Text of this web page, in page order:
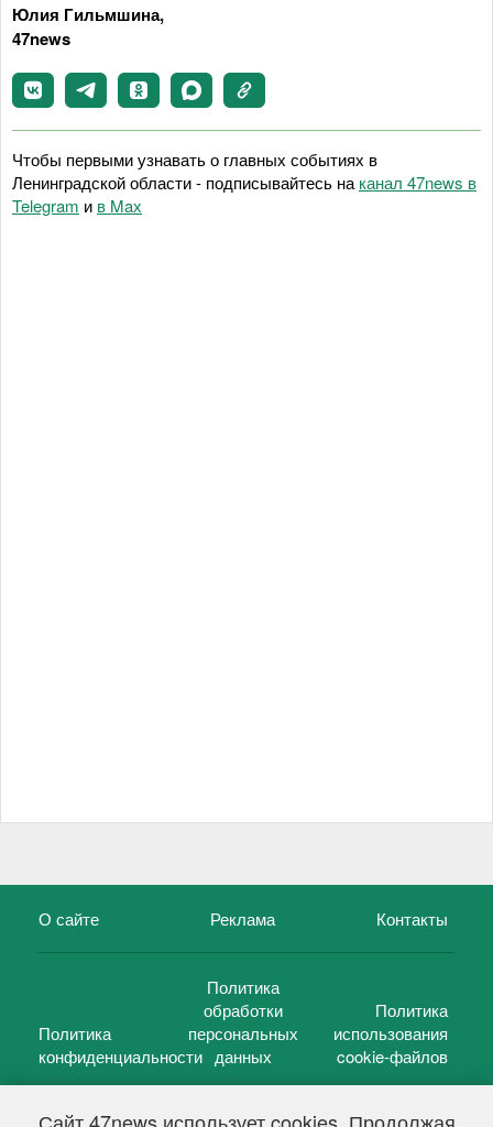
Юлия Гильмшина,
47news
Чтобы первыми узнавать о главных событиях в
Ленинградской области - подписывайтесь на канал 47news в
Telegram и в Maх
О сайте Реклама Контакты
Политика
конфиденциальности
Политика
обработки
персональных
данных
Политика
использования
cookie-файлов